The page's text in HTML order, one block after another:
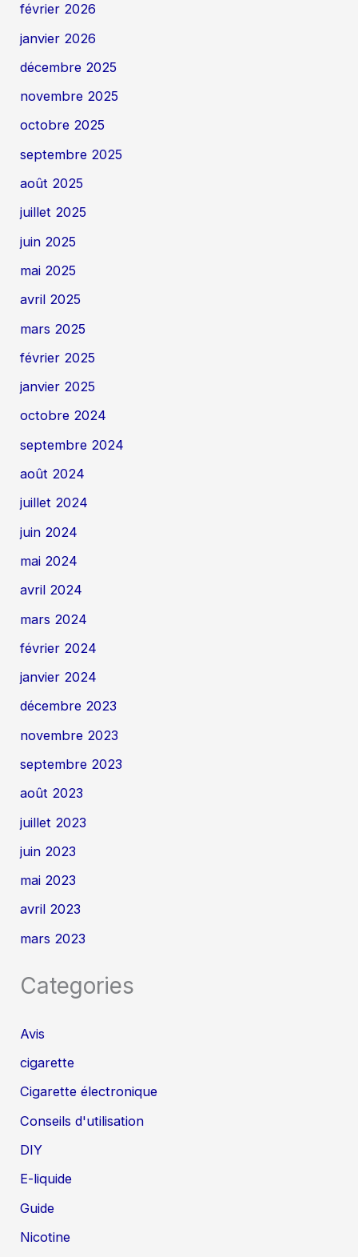
février 2026
janvier 2026
décembre 2025
novembre 2025
octobre 2025
septembre 2025
août 2025
juillet 2025
juin 2025
mai 2025
avril 2025
mars 2025
février 2025
janvier 2025
octobre 2024
septembre 2024
août 2024
juillet 2024
juin 2024
mai 2024
avril 2024
mars 2024
février 2024
janvier 2024
décembre 2023
novembre 2023
septembre 2023
août 2023
juillet 2023
juin 2023
mai 2023
avril 2023
mars 2023
Categories
Avis
cigarette
Cigarette électronique
Conseils d'utilisation
DIY
E-liquide
Guide
Nicotine